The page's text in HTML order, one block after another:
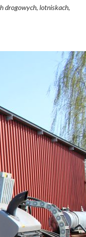
drogowych, lotniskach,